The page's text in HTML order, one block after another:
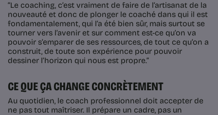
“Le coaching, c’est vraiment de faire de l’artisanat de la
nouveauté et donc de plonger le coaché dans qui il est
fondamentalement, qui l’a été bien sûr, mais surtout se
tourner vers l’avenir et sur comment est-ce qu’on va
pouvoir s’emparer de ses ressources, de tout ce qu’on a
construit, de toute son expérience pour pouvoir
dessiner l’horizon qui nous est propre.”
CE QUE ÇA CHANGE CONCRÈTEMENT
Au quotidien, le coach professionnel doit accepter de
ne pas tout maîtriser. Il prépare un cadre, pas un